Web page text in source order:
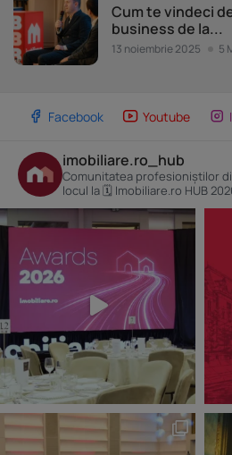
Cum te vindeci
business de la...
13 noiembrie 2025 5
Facebook Youtube
imobiliare.ro_hub
Comunitatea profesioniștilor
locul la 🗓 Imobiliare.ro HUB